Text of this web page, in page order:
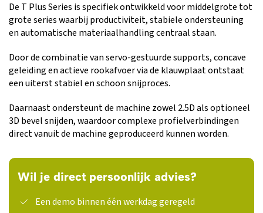
De T Plus Series is specifiek ontwikkeld voor middelgrote tot
grote series waarbij productiviteit, stabiele ondersteuning
en automatische materiaalhandling centraal staan.
Door de combinatie van servo-gestuurde supports, concave
geleiding en actieve rookafvoer via de klauwplaat ontstaat
een uiterst stabiel en schoon snijproces.
Daarnaast ondersteunt de machine zowel 2.5D als optioneel
3D bevel snijden, waardoor complexe profielverbindingen
direct vanuit de machine geproduceerd kunnen worden.
Wil je direct persoonlijk advies?
Een demo binnen één werkdag geregeld